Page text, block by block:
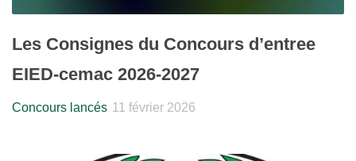
Les Consignes du Concours d’entree
EIED-cemac 2026-2027
Concours lancés 11 février 2026